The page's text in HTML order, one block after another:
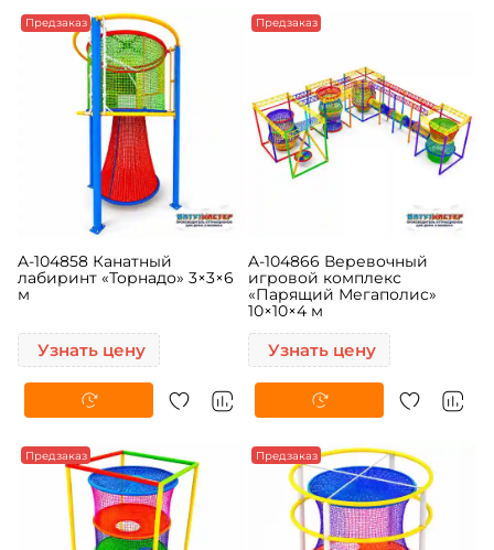
Предзаказ
A-104858 Канатный
лабиринт «Торнадо» 3×3×6
м
Узнать цену
Предзаказ
A-104866 Веревочный
игровой комплекс
«Парящий Мегаполис»
10×10×4 м
Узнать цену
Предзаказ Предзаказ